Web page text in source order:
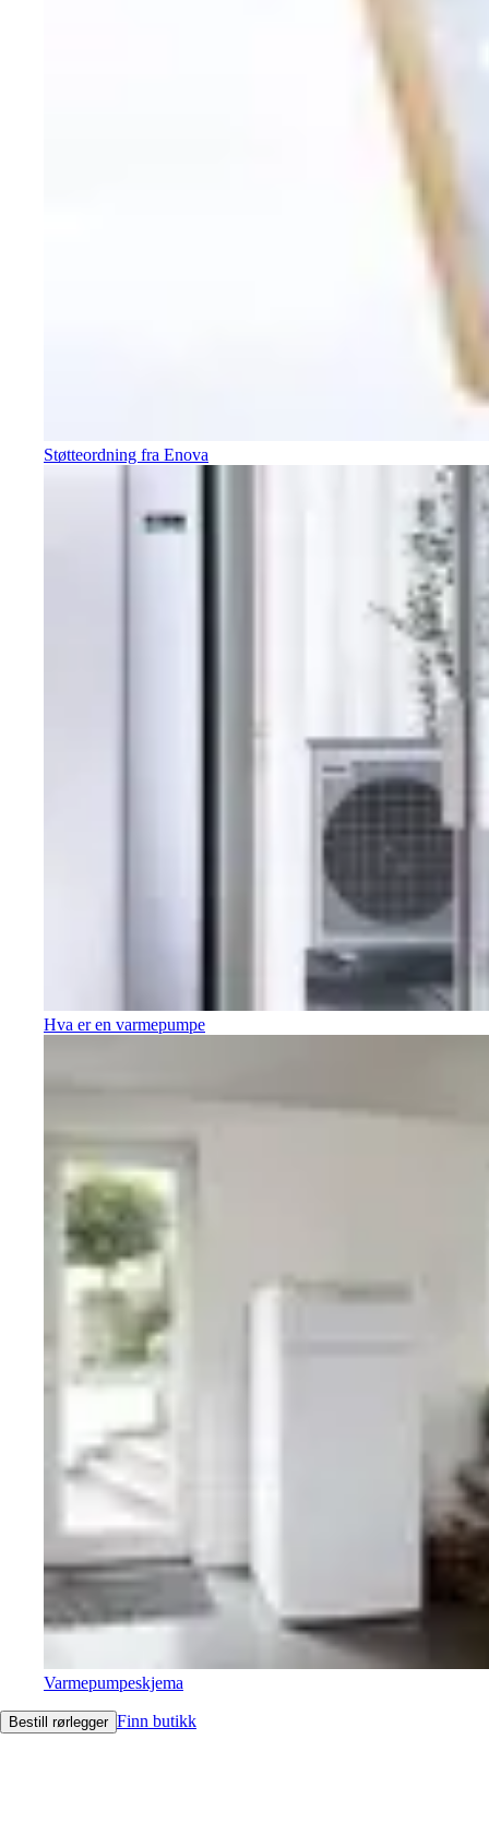
Støtteordning fra Enova
Hva er en varmepumpe
Varmepumpeskjema
Bestill rørlegger Finn butikk